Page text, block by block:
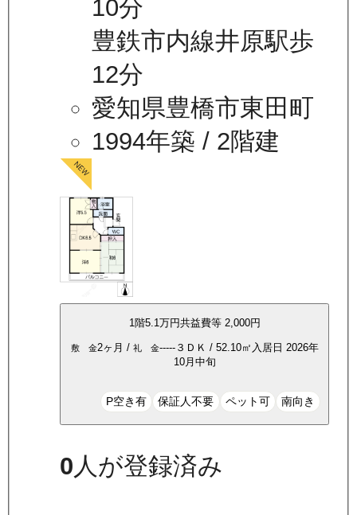
10分
豊鉄市内線井原駅歩
12分
愛知県豊橋市東田町
1994年築 / 2階建
1階5.1万円共益費等 2,000円
敷 金2ヶ月 / 礼 金-----３ＤＫ / 52.10㎡ 入居日 2026年
10月中旬
P空き有 保証人不要 ペット可 南向き
0 人が登録済み